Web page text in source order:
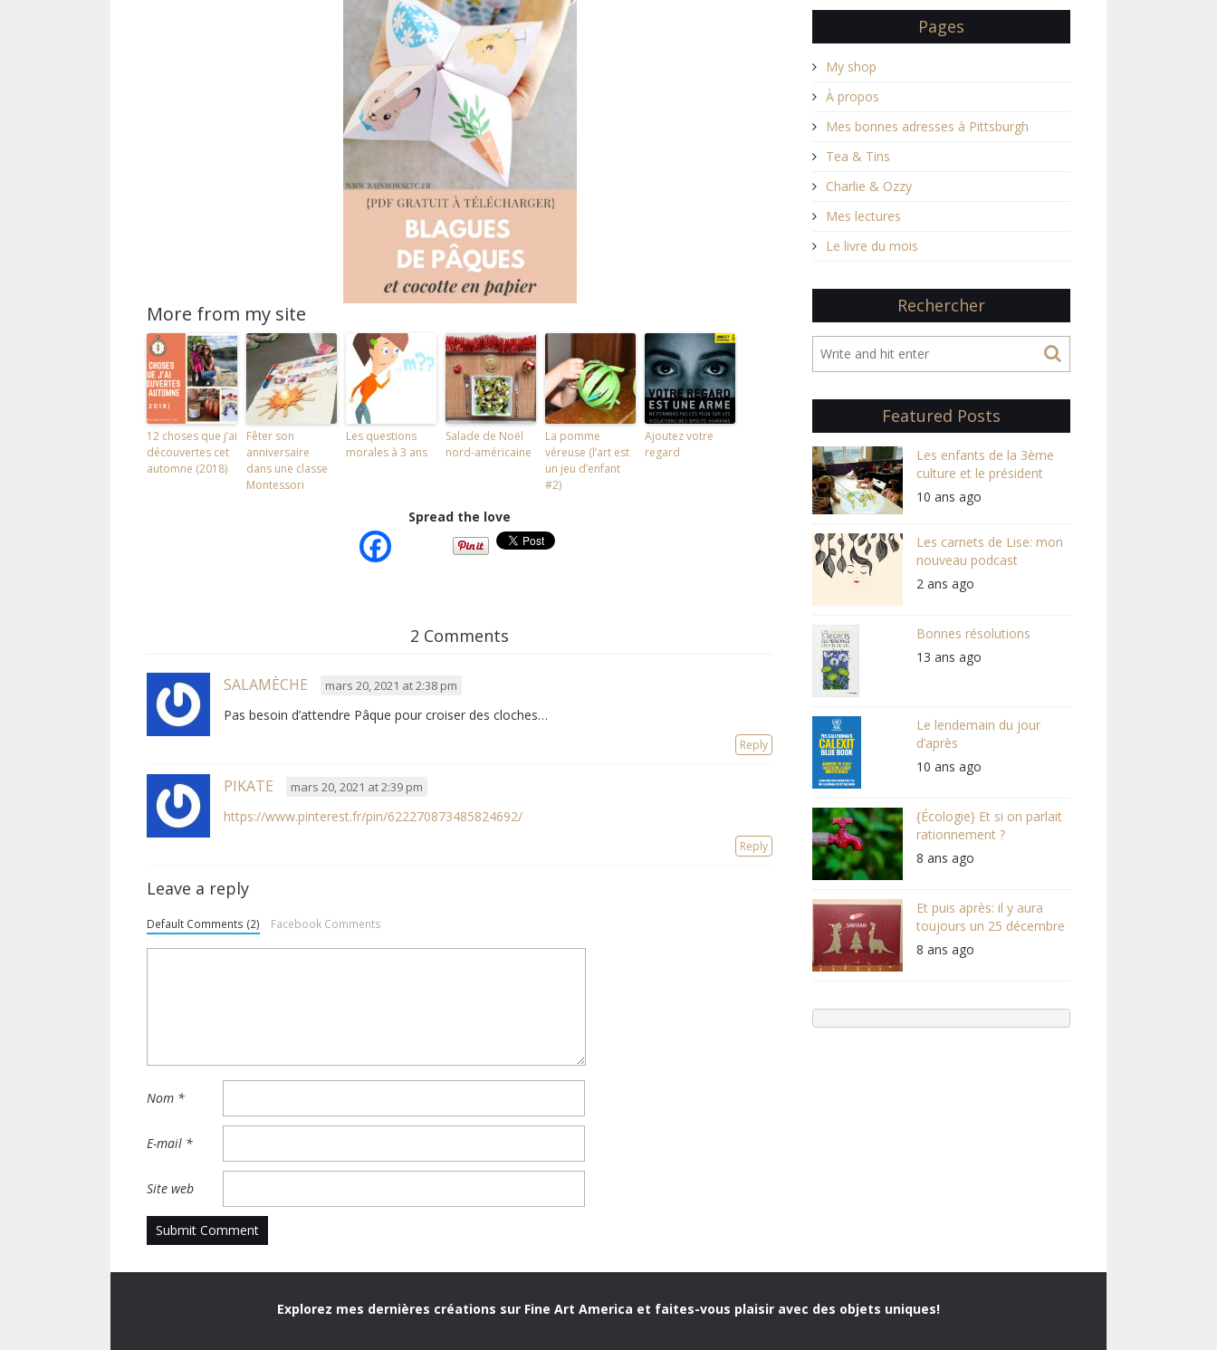
More from my site
12 choses que j’ai
découvertes cet
automne (2018)
Fêter son
anniversaire
dans une classe
Montessori
Les questions
morales à 3 ans
Salade de Noël
nord-américaine
La pomme
véreuse (l’art est
un jeu d’enfant
#2)
Ajoutez votre
regard
Spread the love
2 Comments
SALAMÈCHE mars 20, 2021 at 2:38 pm
Pas besoin d’attendre Pâque pour croiser des cloches…
Reply
PIKATE mars 20, 2021 at 2:39 pm
https://www.pinterest.fr/pin/622270873485824692/
Reply
Leave a reply
Default Comments (2) Facebook Comments
Nom *
E-mail *
Site web
Pages
My shop
À propos
Mes bonnes adresses à Pittsburgh
Tea & Tins
Charlie & Ozzy
Mes lectures
Le livre du mois
Rechercher
Featured Posts
Les enfants de la 3ème
culture et le président
10 ans ago
Les carnets de Lise: mon
nouveau podcast
2 ans ago
Bonnes résolutions
13 ans ago
Le lendemain du jour
d’après
10 ans ago
{Écologie} Et si on parlait
rationnement ?
8 ans ago
Et puis après: il y aura
toujours un 25 décembre
8 ans ago
Explorez mes dernières créations sur Fine Art America et faites-vous plaisir avec des objets uniques!